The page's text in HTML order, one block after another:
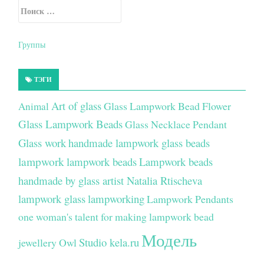
Secondary Sidebar
Группы
ТЭГИ
Animal Art of glassGlass Lampwork Bead Flower
Glass Lampwork BeadsGlass Necklace Pendant
Glass workhandmade lampwork glass beads
lampworklampwork beadsLampwork beads
handmade by glass artist Natalia Rtischeva
lampwork glasslampworkingLampwork Pendants
one woman's talent for making lampwork bead
jewelleryOwlStudio kela.ru Модель